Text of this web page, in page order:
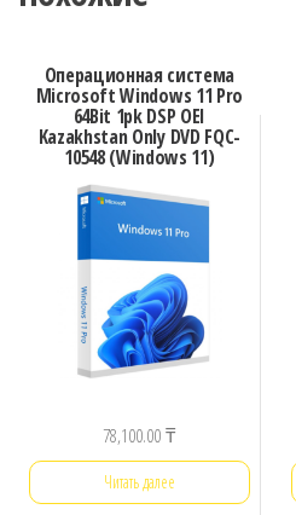
Операционная система
Microsoft Windows 11 Pro
64Bit 1pk DSP OEI
Kazakhstan Only DVD FQC-
10548 (Windows 11)
78,100.00₸
Читать далее